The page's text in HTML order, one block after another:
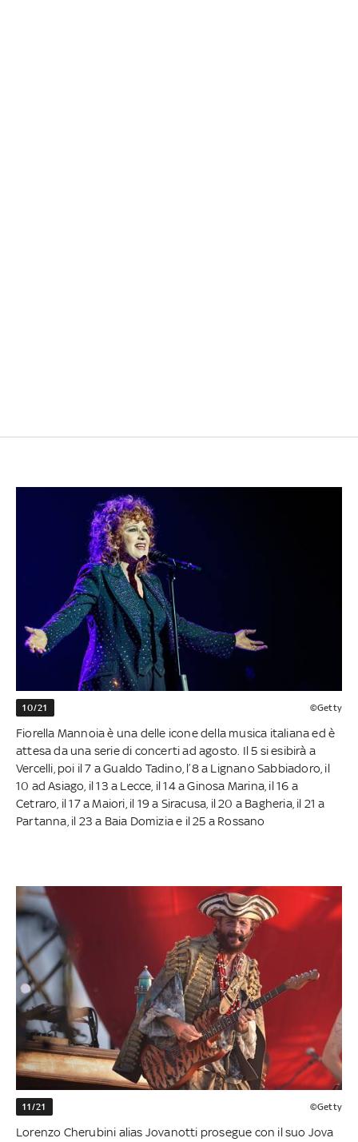
10/21 ©Getty
Fiorella Mannoia è una delle icone della musica italiana ed è
attesa da una serie di concerti ad agosto. Il 5 si esibirà a
Vercelli, poi il 7 a Gualdo Tadino, l’8 a Lignano Sabbiadoro, il
10 ad Asiago, il 13 a Lecce, il 14 a Ginosa Marina, il 16 a
Cetraro, il 17 a Maiori, il 19 a Siracusa, il 20 a Bagheria, il 21 a
Partanna, il 23 a Baia Domizia e il 25 a Rossano
11/21 ©Getty
Lorenzo Cherubini alias Jovanotti prosegue con il suo Jova